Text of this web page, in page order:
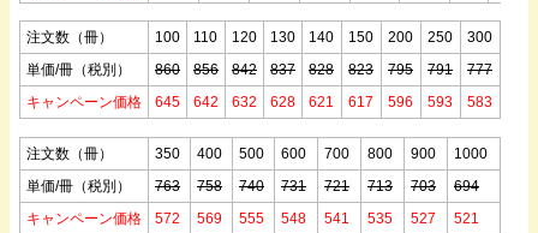
注文数（冊） 100 110 120 130 140 150 200 250
300
単価/冊（税別）
860 856 842 837 828 823 795 791
777
キャンペーン価格
645 642 632 628 621 617 596 593 583
注文数（冊） 350 400 500 600 700 800 900
1000
単価/冊（税別）
763 758 740 731 721 713 703
694
キャンペーン価格
572 569 555 548 541 535 527 521